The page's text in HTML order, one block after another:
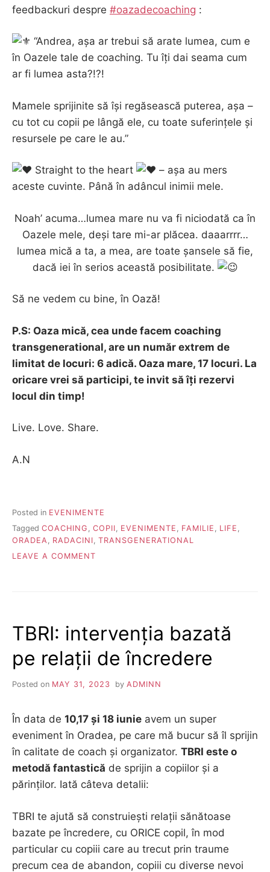
feedbackuri despre #oazadecoaching :
“Andrea, așa ar trebui să arate lumea, cum e
în Oazele tale de coaching. Tu îți dai seama cum
ar fi lumea asta?!?!
Mamele sprijinite să își regăsească puterea, așa –
cu tot cu copii pe lângă ele, cu toate suferințele și
resursele pe care le au.”
Straight to the heart
– așa au mers
aceste cuvinte. Până în adâncul inimii mele.
Noah’ acuma…lumea mare nu va fi niciodată ca în
Oazele mele, deși tare mi-ar plăcea. daaarrrr…
lumea mică a ta, a mea, are toate șansele să fie,
dacă iei în serios această posibilitate.
Să ne vedem cu bine, în Oază!
P.S: Oaza mică, cea unde facem coaching
transgenerational, are un număr extrem de
limitat de locuri: 6 adică. Oaza mare, 17 locuri. La
oricare vrei să participi, te invit să îți rezervi
locul din timp!
Live. Love. Share.
A.N
Posted in EVENIMENTE
Tagged COACHING COPII EVENIMENTE FAMILIE LIFE
ORADEA
RADACINI TRANSGENERATIONAL
LEAVE A COMMENT
TBRI: intervenția bazată
pe relații de încredere
Posted on MAY 31, 2023 by ADMINN
În data de 10,17 și 18 iunie avem un super
eveniment în Oradea, pe care mă bucur să îl sprijin
în calitate de coach și organizator. TBRI este o
metodă fantastică de sprijin a copiilor și a
părinților. Iată câteva detalii:
TBRI te ajută să construiești relații sănătoase
bazate pe încredere, cu ORICE copil, în mod
particular cu copiii care au trecut prin traume
precum cea de abandon, copiii cu diverse nevoi